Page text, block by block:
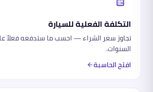
التكلفة الفعلية للسيارة
تجاوز سعر الشراء — احسب ما ستدفعه فعلاً
السنوات.
افتح الحاسبة